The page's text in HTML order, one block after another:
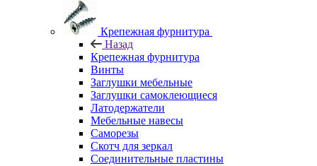
Крепежная фурнитура
Назад
Крепежная фурнитура
Винты
Заглушки мебельные
Заглушки самоклеющиеся
Латодержатели
Мебельные навесы
Саморезы
Скотч для зеркал
Соединительные пластины